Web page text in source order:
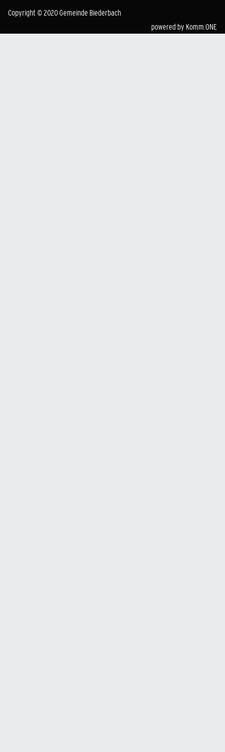
Copyright © 2020 Gemeinde Biederbach
powered by Komm.ONE